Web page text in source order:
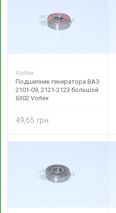
Vortex
Подшипник генератора ВАЗ
2101-09, 2121-2123 большой
6302 Vortex
49,65